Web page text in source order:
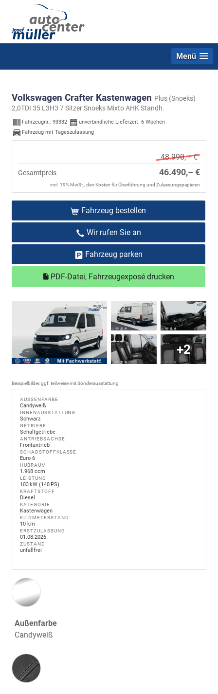
Menü
Volkswagen Crafter Kastenwagen Plus (Snoeks)
2,0TDI 35 L3H3 7 Sitzer Snoeks Mixto AHK Standh.
Fahrzeugnr.: 93332 unverbindliche Lieferzeit: 6 Wochen
Fahrzeug mit Tageszulassung
48.990,– €
Gesamtpreis 46.490,– €
incl. 19% MwSt., den Kosten für Überführung und Zulassungspapieren
Fahrzeug bestellen
Wir rufen Sie an
Fahrzeug parken
PDF-Datei, Fahrzeugexposé drucken
+2
Beispielbilder, ggf. teilweise mit Sonderausstattung
AUSSENFARBE
Candyweiß
INNENAUSSTATTUNG
Schwarz
GETRIEBE
Schaltgetriebe
ANTRIEBSACHSE
Frontantrieb
SCHADSTOFFKLASSE
Euro 6
HUBRAUM
1.968 ccm
LEISTUNG
103 kW (140 PS)
KRAFTSTOFF
Diesel
KATEGORIE
Kastenwagen
KILOMETERSTAND
10 km
ERSTZULASSUNG
01.08.2026
ZUSTAND
unfallfrei
Außenfarbe
Candyweiß
Innenausstattung